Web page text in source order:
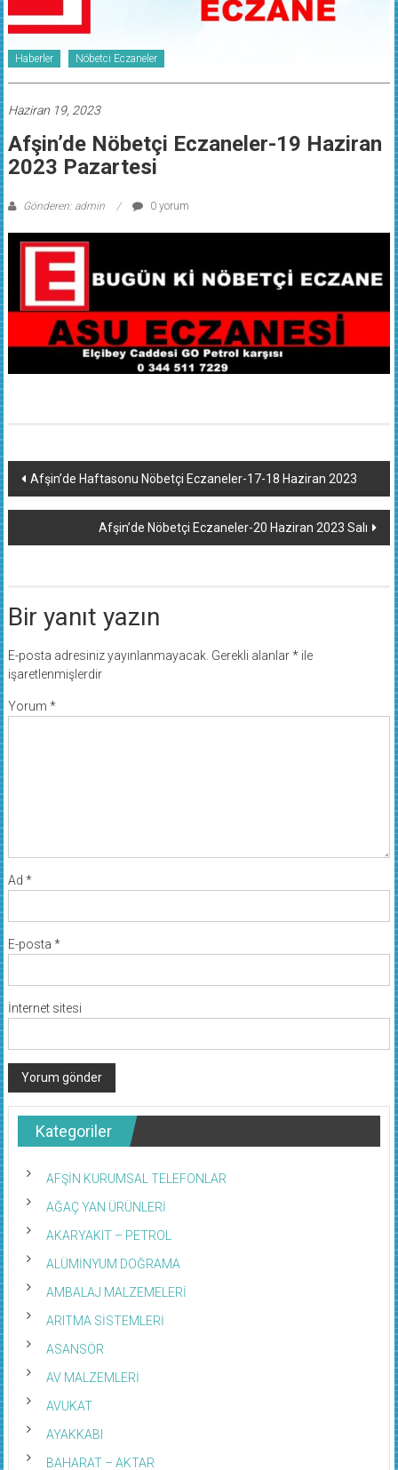
Haberler Nöbetci Eczaneler
Haziran 19, 2023
Afşin’de Nöbetçi Eczaneler-19 Haziran
2023 Pazartesi
Gönderen: admin 0 yorum
Yazı
dolaşımı
Afşin’de Haftasonu Nöbetçi Eczaneler-17-18 Haziran 2023
Afşin’de Nöbetçi Eczaneler-20 Haziran 2023 Salı
Bir yanıt yazın
E-posta adresiniz yayınlanmayacak. Gerekli alanlar*ile
işaretlenmişlerdir
Yorum *
Ad *
E-posta *
İnternet sitesi
Kategoriler
AFŞİN KURUMSAL TELEFONLAR
AĞAÇ YAN ÜRÜNLERİ
AKARYAKIT – PETROL
ALÜMİNYUM DOĞRAMA
AMBALAJ MALZEMELERİ
ARITMA SİSTEMLERİ
ASANSÖR
AV MALZEMLERİ
AVUKAT
AYAKKABI
BAHARAT – AKTAR